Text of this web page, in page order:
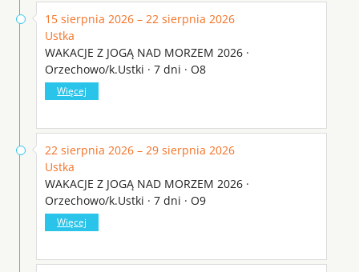
15 sierpnia 2026 – 22 sierpnia 2026
Ustka
WAKACJE Z JOGĄ NAD MORZEM 2026 ·
Orzechowo/k.Ustki · 7 dni · O8
Więcej
22 sierpnia 2026 – 29 sierpnia 2026
Ustka
WAKACJE Z JOGĄ NAD MORZEM 2026 ·
Orzechowo/k.Ustki · 7 dni · O9
Więcej